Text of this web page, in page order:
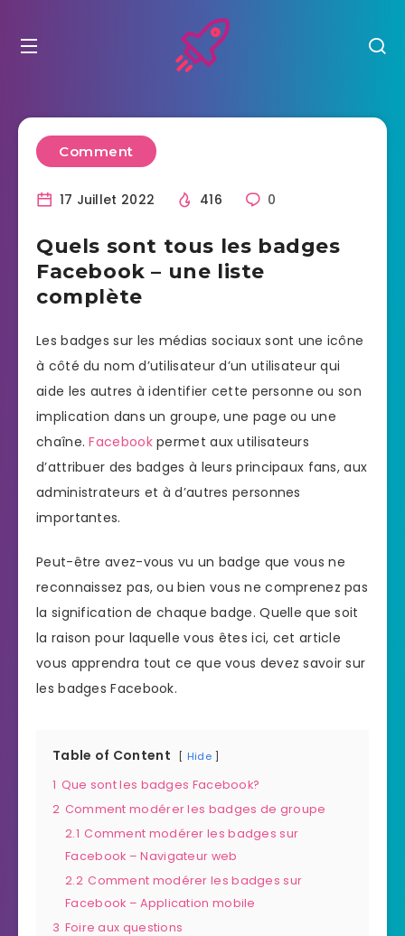
Comment
17 Juillet 2022 416 0
Quels sont tous les badges
Facebook – une liste
complète
Les badges sur les médias sociaux sont une icône
à côté du nom d’utilisateur d’un utilisateur qui
aide les autres à identifier cette personne ou son
implication dans un groupe, une page ou une
chaîne.Facebookpermet aux utilisateurs
d’attribuer des badges à leurs principaux fans, aux
administrateurs et à d’autres personnes
importantes.
Peut-être avez-vous vu un badge que vous ne
reconnaissez pas, ou bien vous ne comprenez pas
la signification de chaque badge. Quelle que soit
la raison pour laquelle vous êtes ici, cet article
vous apprendra tout ce que vous devez savoir sur
les badges Facebook.
Table of Content Hide
1 Que sont les badges Facebook?
2 Comment modérer les badges de groupe
2.1 Comment modérer les badges sur
Facebook – Navigateur web
2.2 Comment modérer les badges sur
Facebook – Application mobile
3 Foire aux questions